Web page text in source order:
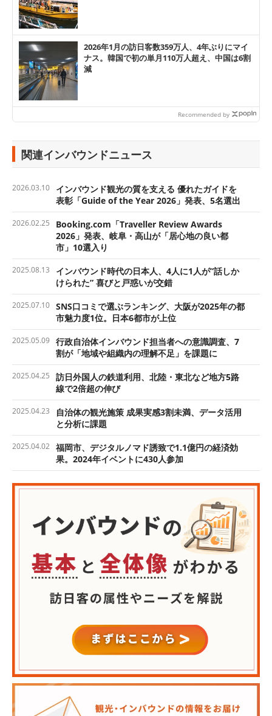
2026年1月の訪日客数359万人、4年ぶりにマイ
ナス。韓国で初の単月110万人超え、中国は6割
減
Recommended by
関連インバウンドニュース
2026.03.10
インバウンド観光の質を支える 優れたガイドを
表彰「Guide of the Year 2026」発表、5名選出
2026.02.25
Booking.com「Traveller Review Awards
2026」発表、岐阜・高山が「居心地の良い都
市」10選入り
2025.08.13
インバウンド時代の日本人、4人に1人が”話しか
けられた” 喜びと戸惑いが交錯
2025.07.10 SNS口コミで選ぶランキング、大阪が2025年の都
市魅力度1位。日本6都市が上位
2025.05.09 行政自治体インバウンド担当者への意識調査、7
割が「地域や組織内の理解不足」を課題に
2025.04.25
訪日外国人の鉄道利用、北陸・東北など地方5路
線で2倍超の伸び
2025.04.23
自治体の観光施策 成果実感3割未満、データ活用
と分析に課題
2025.04.02 福岡市、デジタルノマド誘致で1.1億円の経済効
果。2024年イベントに430人参加